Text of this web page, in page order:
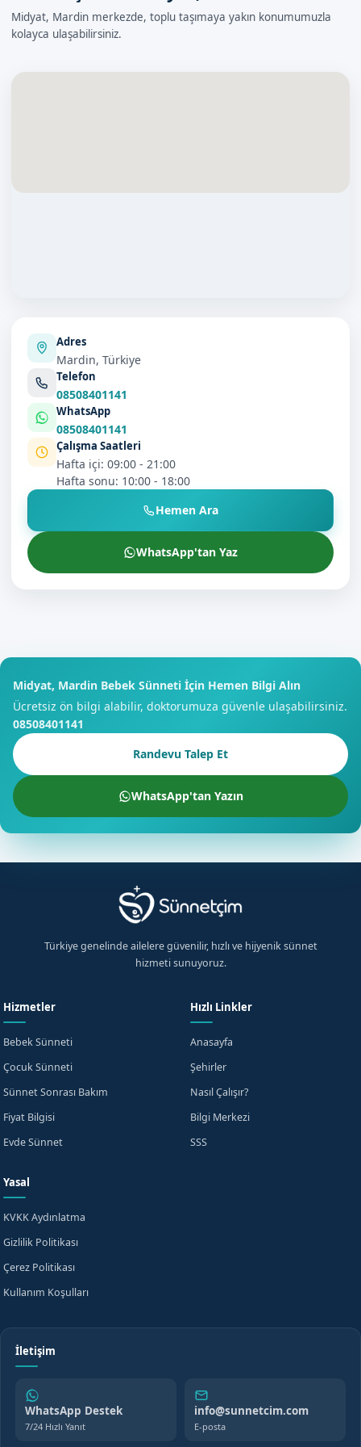
Midyat, Mardin merkezde, toplu taşımaya yakın konumumuzla
kolayca ulaşabilirsiniz.
Adres
Mardin, Türkiye
Telefon
08508401141
WhatsApp
08508401141
Çalışma Saatleri
Hafta içi: 09:00 - 21:00
Hafta sonu: 10:00 - 18:00
Hemen Ara
WhatsApp'tan Yaz
Midyat, Mardin Bebek Sünneti İçin Hemen Bilgi Alın
Ücretsiz ön bilgi alabilir, doktorumuza güvenle ulaşabilirsiniz.
08508401141
Randevu Talep Et
WhatsApp'tan Yazın
×
Midyat, Mardin için hemen bilgi alın
Turkey
+90
+90
Türkiye genelinde ailelere güvenilir, hızlı ve hijyenik sünnet
hizmeti sunuyoruz.
Hizmetler
Bebek Sünneti
Çocuk Sünneti
Sünnet Sonrası Bakım
Fiyat Bilgisi
Evde Sünnet
Hızlı Linkler
Anasayfa
Şehirler
Nasıl Çalışır?
Bilgi Merkezi
SSS
Yasal
KVKK Aydınlatma
Gizlilik Politikası
Çerez Politikası
Kullanım Koşulları
İletişim
WhatsApp Destek
7/24 Hızlı Yanıt
info@sunnetcim.com
E-posta